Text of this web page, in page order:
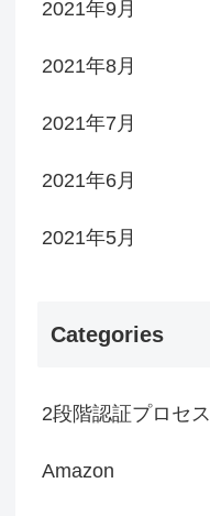
2021年9月
2021年8月
2021年7月
2021年6月
2021年5月
Categories
2段階認証プロセス
Amazon